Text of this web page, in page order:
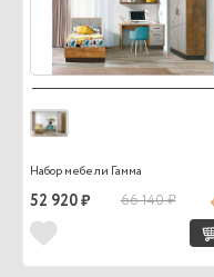
Набор мебели Гамма
52 920 ₽ 66 140 ₽